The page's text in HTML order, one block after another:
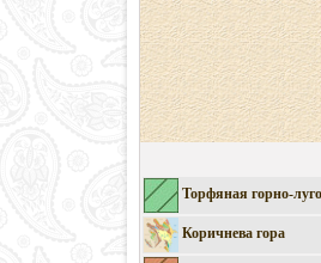
Торфяная горно-
Коричнева гора